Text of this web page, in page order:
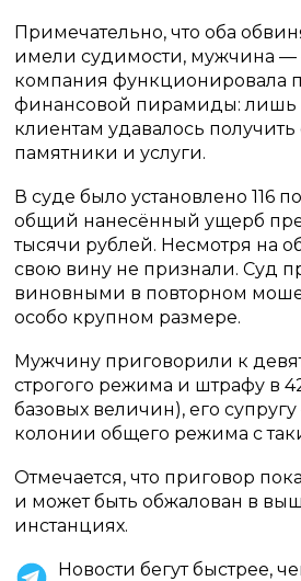
Примечательно, что оба
имели судимости, мужчина —
компания функционировала
финансовой пирамиды: лишь
клиентам удавалось
памятники и услуги.
В суде было установлено 116
общий нанесённый ущерб
тысячи рублей. Несмотря на
свою вину не признали. Суд
виновными в повторном
особо крупном размере.
Мужчину приговорили к
строгого режима и штрафу в
базовых величин), его
колонии общего режима с
Отмечается, что приговор
и может быть обжалован в
инстанциях.
Новости бегут быстрее,